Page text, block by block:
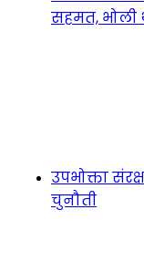
सहमत, भोली
उपभोक्ता
चुनौती